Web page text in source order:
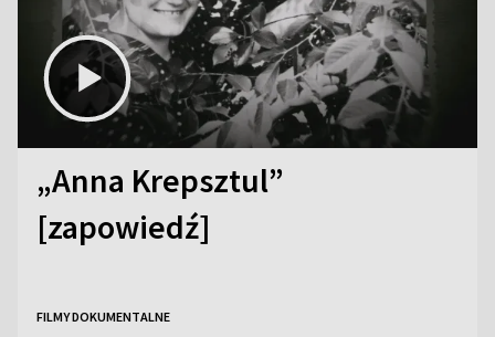
„Anna Krepsztul”
[zapowiedź]
FILMY DOKUMENTALNE